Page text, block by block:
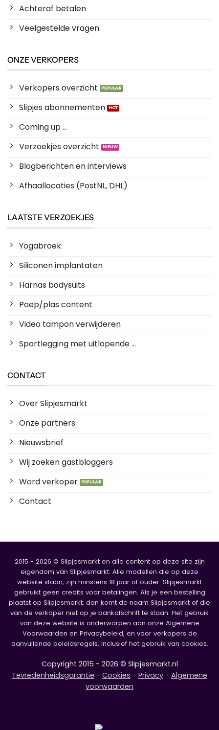
Achteraf betalen
Veelgestelde vragen
ONZE VERKOPERS
Verkopers overzicht
Slipjes abonnementen
Coming up ...
Verzoekjes overzicht
Blogberichten en interviews
Afhaallocaties (PostNL, DHL)
LAATSTE VERZOEKJES
Yogabroek
Siliconen implantaten
Harnas bodysuits
Poep/plas content
Video tampon verwijderen
Sportlegging met uitlopende ...
CONTACT
Over Slipjesmarkt
Onze partners
Nieuwsbrief
Wij zoeken gastbloggers
Word verkoper
Contact
2015 - 2026 © Slipjesmarkt en alle content op deze site zijn
eigendom van Slipjesmarkt. Alle modellen die op deze
website staan, zijn minstens 18 jaar of ouder. Slipjesmarkt
gebruikt geen credits voor betalingen. Als je een bestelling
plaatst op Slipjesmarkt, dan komt de naam Slipjesmarkt of die
van de verkoper niet op je bankafschrift te staan. Het gebruik
van deze website is onderworpen aan onze Algemene
Voorwaarden en Privacybeleid, en voor verkopers de
aanvullende beleidsregels, inclusief het gebruik van cookies.
Copyright 2015 - 2026 © Slipjesmarkt.nl
Tevredenheidsgarantie - Cookies - Privacy - Algemene
voorwaarden